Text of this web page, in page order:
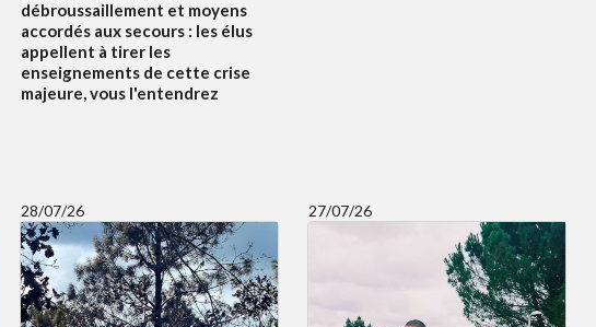
débroussaillement et moyens
accordés aux secours : les élus
appellent à tirer les
enseignements de cette crise
majeure, vous l'entendrez
28/07/26 27/07/26